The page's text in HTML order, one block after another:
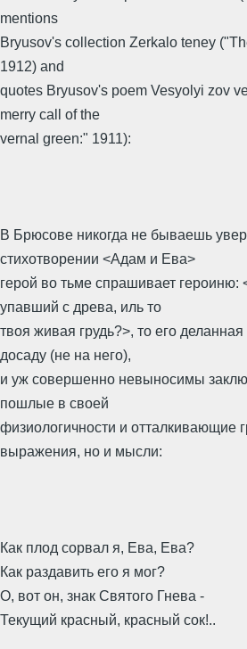
mentions
Bryusov's collection Zerkalo teney
1912) and
quotes Bryusov's poem Vesyolyi zov
merry call of the
vernal green:" 1911):
В Брюсове никогда не бываешь
стихотворении <Адам и Ева>
герой во тьме спрашивает героиню:
упавший с древа, иль то
твоя живая грудь?>, то его
досаду (не на него),
и уж совершенно невыносимы
пошлые в своей
физиологичности и отталкивающие
выражения, но и мысли:
Как плод сорвал я, Ева, Ева?
Как раздавить его я мог?
О, вот он, знак Святого Гнева -
Текущий красный, красный сок!..